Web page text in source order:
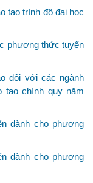
tạo trình độ đại học
phương thức tuyển
đối với các ngành
tạo chính quy năm
dành cho phương
dành cho phương